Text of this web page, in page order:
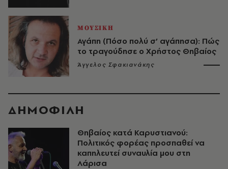
ΜΟΥΣΙΚΗ
Αγάπη (Πόσο πολύ σ’ αγάπησα): Πώς
το τραγούδησε ο Χρήστος Θηβαίος
Άγγελος Σφακιανάκης
ΔΗΜΟΦΙΛΗ
Θηβαίος κατά Καρυστιανού:
Πολιτικός φορέας προσπαθεί να
καπηλευτεί συναυλία μου στη
Λάρισα